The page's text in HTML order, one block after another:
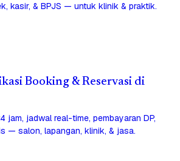
kasir, & BPJS — untuk klinik & praktik.
Booking & Reservasi di
jam, jadwal real-time, pembayaran DP,
— salon, lapangan, klinik, & jasa.